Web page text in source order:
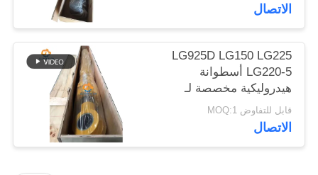
الاتصال
LG925D LG150 LG225
LG220-5 أسطوانة
هيدروليكية مخصصة لـ
Liugong Excavator
قابل للتفاوض MOQ:1
الاتصال